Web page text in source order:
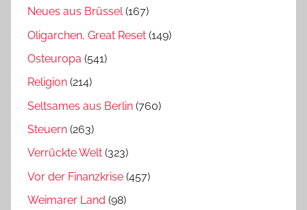
Neues aus Brüssel(167)
Oligarchen, Great Reset (149)
Osteuropa (541)
Religion (214)
Seltsames aus Berlin (760)
Steuern (263)
Verrückte Welt (323)
Vor der Finanzkrise (457)
Weimarer Land (98)